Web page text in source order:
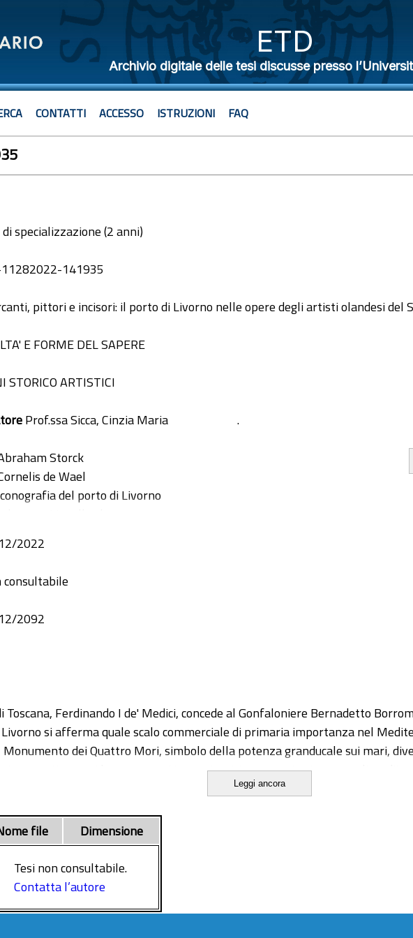
ETD
Archivio digitale delle tesi discusse presso
CONTATTI ACCESSO ISTRUZIONI FAQ
di specializzazione (2 anni)
141935
pittori e incisori: il porto di Livorno nelle opere degli artisti olandesi del
E FORME DEL SAPERE
STORICO ARTISTICI
.
Prof.ssa Sicca, Cinzia Maria
Storck
de Wael
del porto di Livorno
pittura di porti
2022
consultabile
2092
Ferdinando I de' Medici, concede al Gonfaloniere Bernadetto
si afferma quale scalo commerciale di primaria importanza nel
dei Quattro Mori, simbolo della potenza granducale sui mari,
evocativo per i loro paesaggi immaginari. La presente ricerca analizza
prendendo in considerazione la produzione artistica di Cornelis de Wael,
Leggi ancora
file
Dimensione
Tesi non consultabile.
Contatta l’autore